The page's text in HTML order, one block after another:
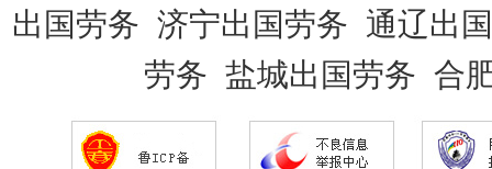
出国劳务 济宁出国劳务 通辽出
劳务 盐城出国劳务 合